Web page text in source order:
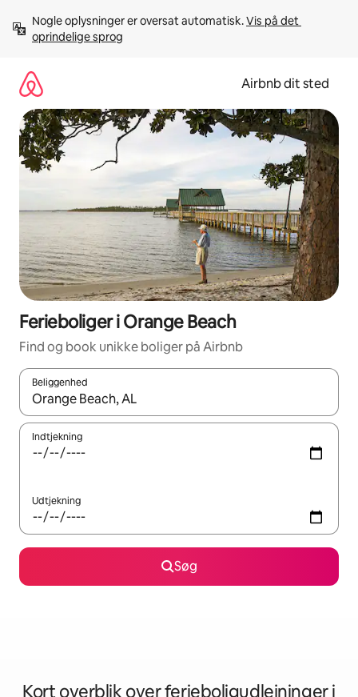
videre
Nogle oplysninger er oversat automatisk. Vis på det
oprindelige sprog
Airbnb dit sted
Ferieboliger i Orange Beach
Find og book unikke boliger på Airbnb
Beliggenhed
Når resultaterne er tilgængelige, skal du navigere med
Indtjekning
Udtjekning
Søg
Kort overblik over ferieboligudlejninger i